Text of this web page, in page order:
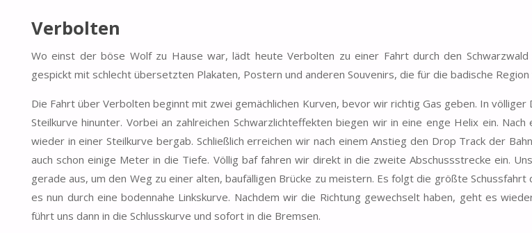
Verbolten
Wo einst der böse Wolf zu Hause war, lädt heute Verbolten zu einer Fahrt durch den
gespickt mit schlecht übersetzten Plakaten, Postern und anderen Souvenirs, die für die badische
Die Fahrt über Verbolten beginnt mit zwei gemächlichen Kurven, bevor wir richtig Gas geben. In völliger
Steilkurve hinunter. Vorbei an zahlreichen Schwarzlichteffekten biegen wir in eine enge Helix ein.
wieder in einer Steilkurve bergab. Schließlich erreichen wir nach einem Anstieg den Drop Track der
auch schon einige Meter in die Tiefe. Völlig baf fahren wir direkt in die zweite Abschussstrecke ein.
gerade aus, um den Weg zu einer alten, baufälligen Brücke zu meistern. Es folgt die größte Schussfahrt
es nun durch eine bodennahe Linkskurve. Nachdem wir die Richtung gewechselt haben, geht es
führt uns dann in die Schlusskurve und sofort in die Bremsen.